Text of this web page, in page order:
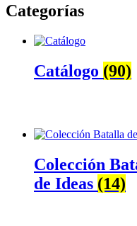
Categorías
Catálogo (90)
Colección
de Ideas (14)